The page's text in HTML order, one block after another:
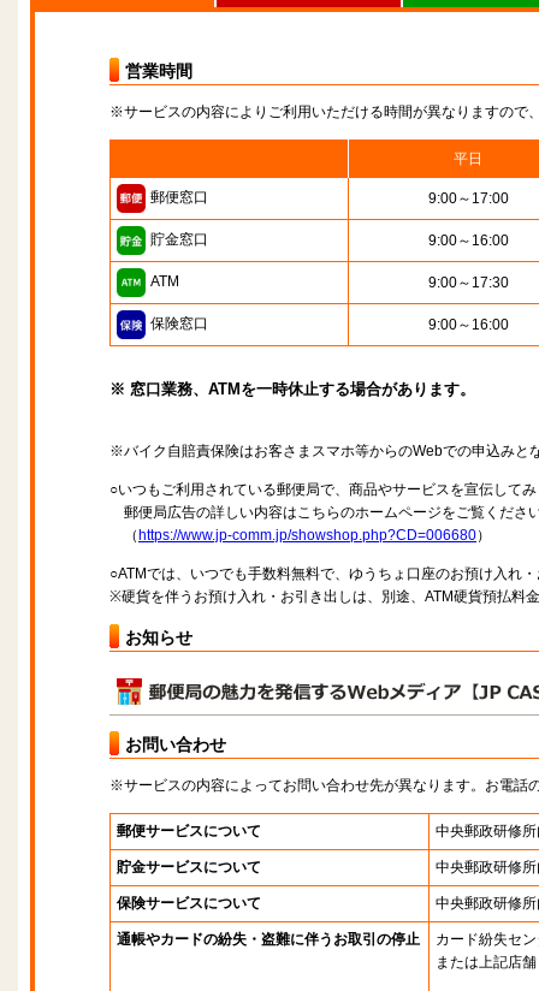
営業時間
※サービスの内容によりご利用いただける時間が異なりますので
平日
郵便窓口 9:00～17:00
貯金窓口 9:00～16:00
ATM 9:00～17:30
保険窓口 9:00～16:00
※ 窓口業務、ATMを一時休止する場合があります。
※バイク自賠責保険はお客さまスマホ等からのWebでの申込みと
○いつもご利用されている郵便局で、商品やサービスを宣伝して
郵便局広告の詳しい内容はこちらのホームページをご覧くださ
（ https://www.jp-comm.jp/showshop.php?CD=006680）
○ATMでは、いつでも手数料無料で、ゆうちょ口座のお預け入れ
※硬貨を伴うお預け入れ・お引き出しは、別途、ATM硬貨預払料
お知らせ
お問い合わせ
※サービスの内容によってお問い合わせ先が異なります。お電話
郵便サービスについて 中央郵政研修
貯金サービスについて 中央郵政研修
保険サービスについて 中央郵政研修
通帳やカードの紛失・盗難に伴うお取引の停止
カード紛失セ
または上記店舗